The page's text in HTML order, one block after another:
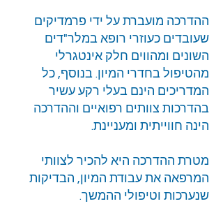
ההדרכה מועברת על ידי פרמדיקים
שעובדים כעוזרי רופא במלר"דים
השונים ומהווים חלק אינטגרלי
מהטיפול בחדרי המיון. בנוסף, כל
המדריכים הינם בעלי רקע עשיר
בהדרכות צוותים רפואיים וההדרכה
הינה חווייתית ומעניינת.
מטרת ההדרכה היא להכיר לצוותי
המרפאה את עבודת המיון, הבדיקות
שנערכות וטיפולי ההמשך.